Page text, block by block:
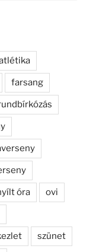
farsang
óra ovi
szünet